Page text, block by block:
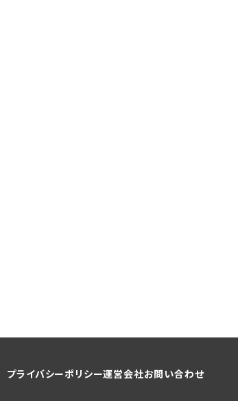
プライバシーポリシー運営会社お問い合わせ